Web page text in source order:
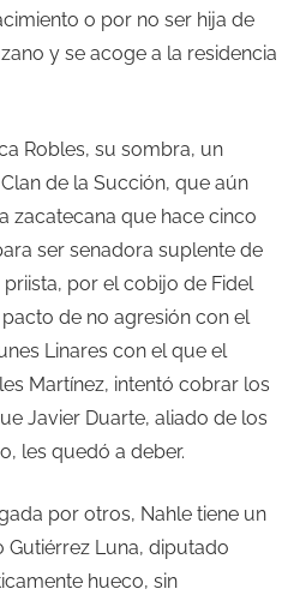
o por no ser hija de
y se acoge a la residencia
Robles, su sombra, un
de la Succión, que aún
zacatecana que hace cinco
ser senadora suplente de
por el cobijo de Fidel
de no agresión con el
Linares con el que el
Martínez, intentó cobrar los
Javier Duarte, aliado de los
les quedó a deber.
por otros, Nahle tiene un
Gutiérrez Luna, diputado
hueco, sin